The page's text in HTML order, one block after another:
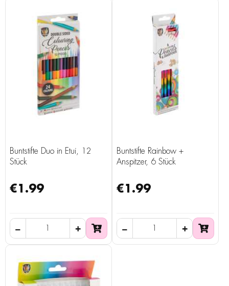
Buntstifte Duo in Etui, 12
Stück
€1.99
Buntstifte Rainbow +
Anspitzer, 6 Stück
€1.99